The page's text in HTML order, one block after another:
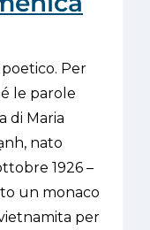
Per
le parole
di Maria
nato
1926 –
un monaco
per